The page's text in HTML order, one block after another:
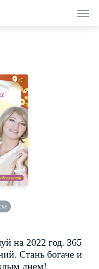
на 2022 год. 365
Стань богаче и
днем!